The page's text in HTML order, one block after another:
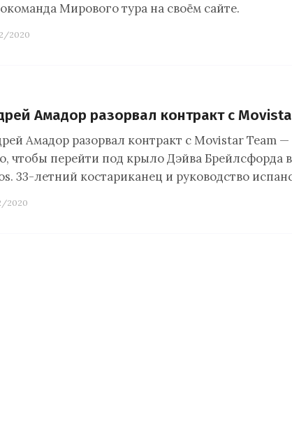
Мирового тура на своём сайте.
2020
Амадор разорвал контракт с
Амадор разорвал контракт с Movistar Team —
чтобы перейти под крыло Дэйва Брейлсфорда
33-летний костариканец и руководство
2020